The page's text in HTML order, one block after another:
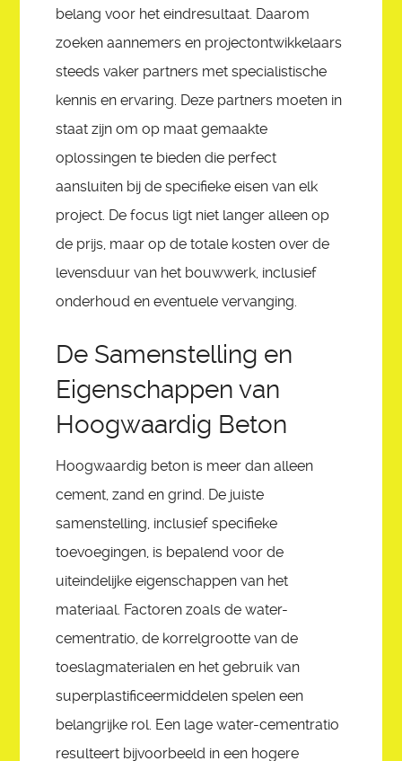
belang voor het eindresultaat. Daarom
zoeken aannemers en projectontwikkelaars
steeds vaker partners met specialistische
kennis en ervaring. Deze partners moeten in
staat zijn om op maat gemaakte
oplossingen te bieden die perfect
aansluiten bij de specifieke eisen van elk
project. De focus ligt niet langer alleen op
de prijs, maar op de totale kosten over de
levensduur van het bouwwerk, inclusief
onderhoud en eventuele vervanging.
De Samenstelling en
Eigenschappen van
Hoogwaardig Beton
Hoogwaardig beton is meer dan alleen
cement, zand en grind. De juiste
samenstelling, inclusief specifieke
toevoegingen, is bepalend voor de
uiteindelijke eigenschappen van het
materiaal. Factoren zoals de water-
cementratio, de korrelgrootte van de
toeslagmaterialen en het gebruik van
superplastificeermiddelen spelen een
belangrijke rol. Een lage water-cementratio
resulteert bijvoorbeeld in een hogere